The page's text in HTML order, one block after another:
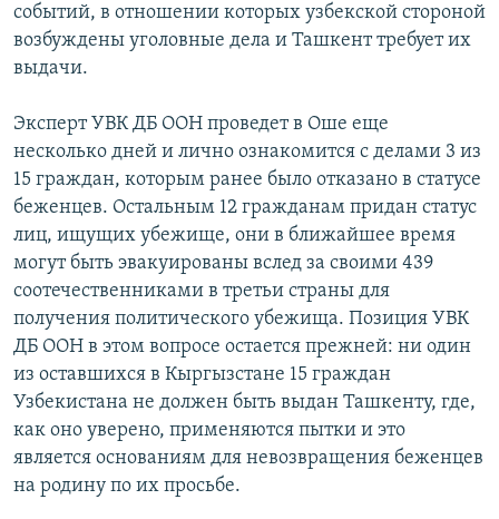
событий, в отношении которых узбекской стороной
возбуждены уголовные дела и Ташкент требует их
выдачи.
Эксперт УВК ДБ ООН проведет в Оше еще
несколько дней и лично ознакомится с делами 3 из
15 граждан, которым ранее было отказано в статусе
беженцев. Остальным 12 гражданам придан статус
лиц, ищущих убежище, они в ближайшее время
могут быть эвакуированы вслед за своими 439
соотечественниками в третьи страны для
получения политического убежища. Позиция УВК
ДБ ООН в этом вопросе остается прежней: ни один
из оставшихся в Кыргызстане 15 граждан
Узбекистана не должен быть выдан Ташкенту, где,
как оно уверено, применяются пытки и это
является основаниям для невозвращения беженцев
на родину по их просьбе.